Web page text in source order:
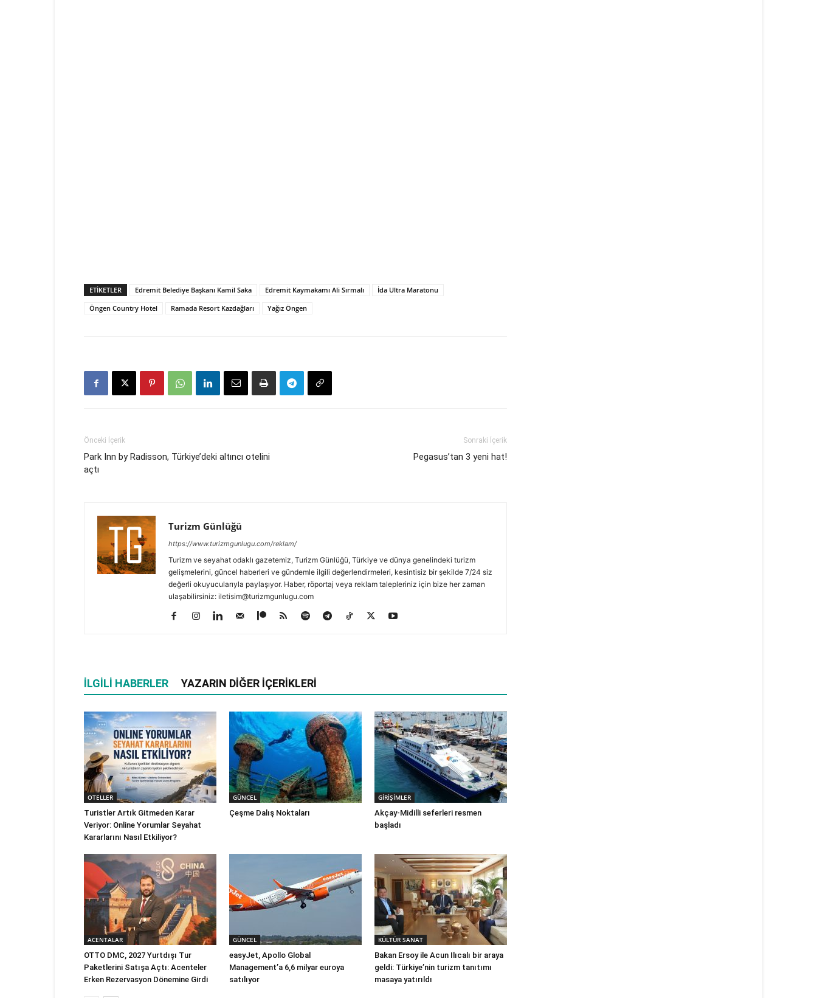
ETIKETLER Edremit Belediye Başkanı Kamil Saka Edremit Kaymakamı Ali Sırmalı
İda Ultra Maratonu
Öngen Country Hotel
Ramada Resort Kazdağları Yağız Öngen
Önceki İçerik
Park Inn by Radisson, Türkiye’deki altıncı otelini
açtı
Sonraki İçerik
Pegasus’tan 3 yeni hat!
Turizm Günlüğü
https://www.turizmgunlugu.com/reklam/
Turizm ve seyahat odaklı gazetemiz, Turizm Günlüğü, Türkiye ve dünya genelindeki turizm
gelişmelerini, güncel haberleri ve gündemle ilgili değerlendirmeleri, kesintisiz bir şekilde 7/24 siz
değerli okuyucularıyla paylaşıyor. Haber, röportaj veya reklam talepleriniz için bize her zaman
ulaşabilirsiniz: iletisim@turizmgunlugu.com
İLGILI HABERLER YAZARIN DIĞER İÇERIKLERI
OTELLER
Turistler Artık Gitmeden Karar
Veriyor: Online Yorumlar Seyahat
Kararlarını Nasıl Etkiliyor?
GÜNCEL
Çeşme Dalış Noktaları
GİRİŞİMLER
Akçay-Midilli seferleri resmen
başladı
ACENTALAR
OTTO DMC, 2027 Yurtdışı Tur
Paketlerini Satışa Açtı: Acenteler
Erken Rezervasyon Dönemine Girdi
GÜNCEL
easyJet, Apollo Global
Management’a 6,6 milyar euroya
satılıyor
KÜLTÜR SANAT
Bakan Ersoy ile Acun Ilıcalı bir araya
geldi: Türkiye’nin turizm tanıtımı
masaya yatırıldı